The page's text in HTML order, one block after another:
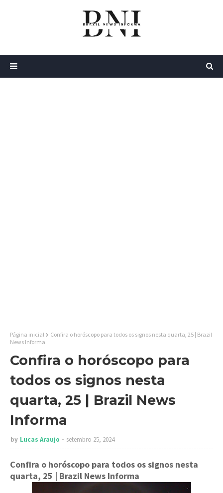
Página inicial
Confira o horóscopo para todos os signos nesta quarta, 25 | Brazil
News Informa
Confira o horóscopo para
todos os signos nesta
quarta, 25 | Brazil News
Informa
by Lucas Araujo setembro 25, 2024
Confira o horóscopo para todos os signos nesta
quarta, 25 | Brazil News Informa